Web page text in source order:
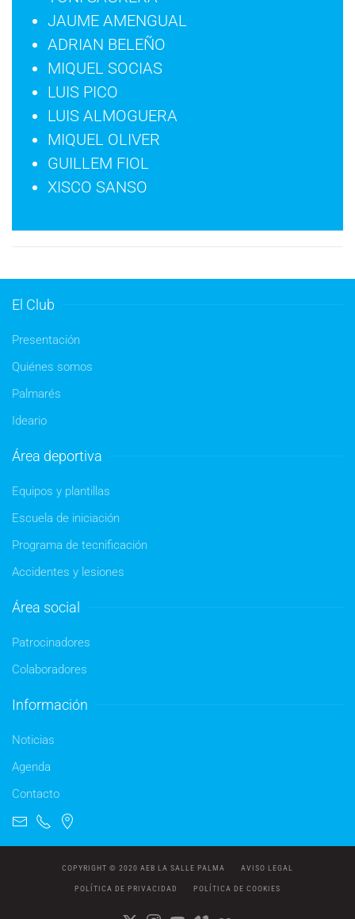
JAUME AMENGUAL
ADRIAN BELEÑO
MIQUEL SOCIAS
LUIS PICO
LUIS ALMOGUERA
MIQUEL OLIVER
GUILLEM FIOL
XISCO SANSO
El Club
Presentación
Quiénes somos
Palmarés
Ideario
Área deportiva
Equipos y plantillas
Escuela de iniciación
Programa de tecnificación
Accidentes y lesiones
Área social
Patrocinadores
Colaboradores
Información
Noticias
Agenda
Contacto
COPYRIGHT © 2020 AEB LA SALLE PALMA AVISO LEGAL
POLÍTICA DE PRIVACIDAD POLÍTICA DE COOKIES